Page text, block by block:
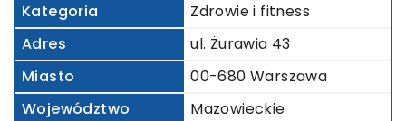
Kategoria
Zdrowie i fitness
Adres
ul. Żurawia 43
Miasto
00-680 Warszawa
Województwo
Mazowieckie